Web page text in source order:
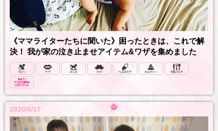
《ママライターたちに聞いた》困ったときは、これで解
決！ 我が家の泣き止ませアイテム&ワザを集めました
2020/6/17